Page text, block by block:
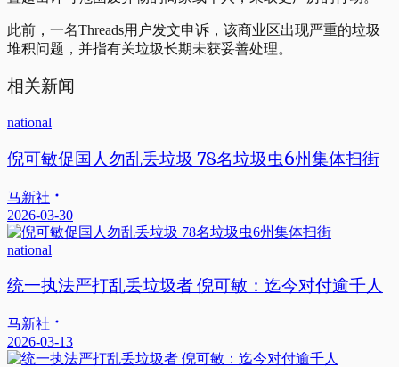
此前，一名Threads用户发文申诉，该商业区出现严重的垃圾
堆积问题，并指有关垃圾长期未获妥善处理。
相关新闻
national
倪可敏促国人勿乱丢垃圾 78名垃圾虫6州集体扫街
马新社
2026-03-30
national
统一执法严打乱丢垃圾者 倪可敏：迄今对付逾千人
马新社
2026-03-13